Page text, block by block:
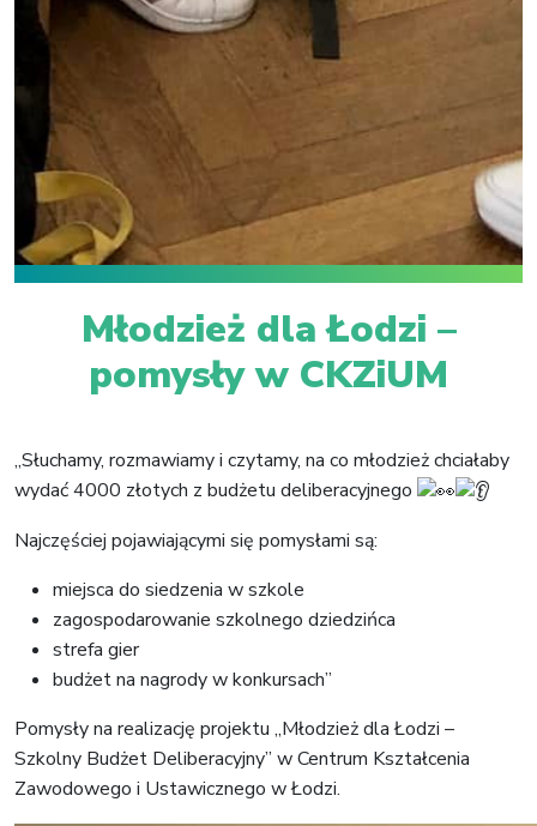
Młodzież dla Łodzi –
pomysły w CKZiUM
„Słuchamy, rozmawiamy i czytamy, na co młodzież chciałaby
wydać 4000 złotych z budżetu deliberacyjnego
Najczęściej pojawiającymi się pomysłami są:
miejsca do siedzenia w szkole
zagospodarowanie szkolnego dziedzińca
strefa gier
budżet na nagrody w konkursach”
Pomysły na realizację projektu „Młodzież dla Łodzi –
Szkolny Budżet Deliberacyjny” w Centrum Kształcenia
Zawodowego i Ustawicznego w Łodzi.